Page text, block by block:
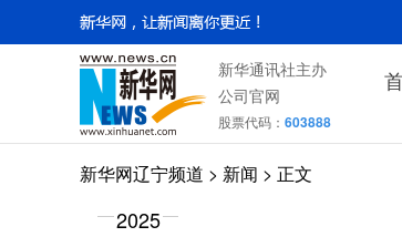
新华通讯社主办
公司官网
股票代码： 603888
新华网辽宁频道 > 新闻 > 正文
2025